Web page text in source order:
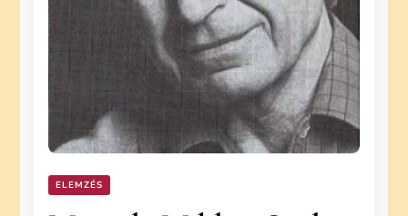
ELEMZÉS